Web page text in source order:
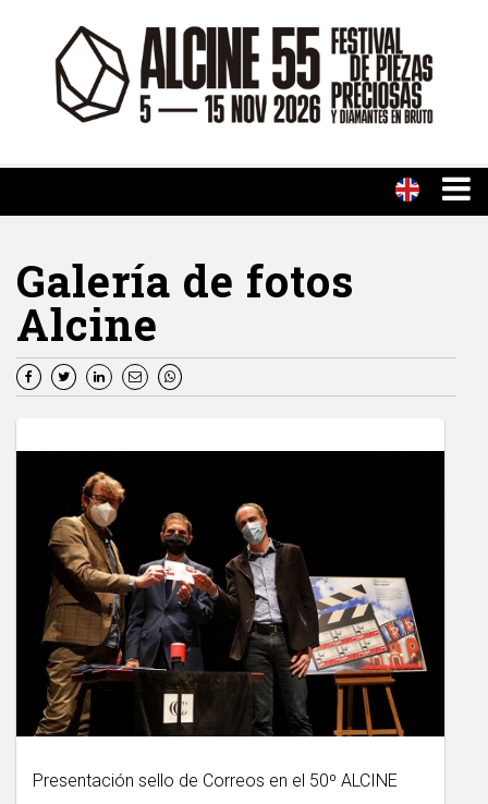
Galería de fotos
Alcine
Presentación sello de Correos en el 50º ALCINE